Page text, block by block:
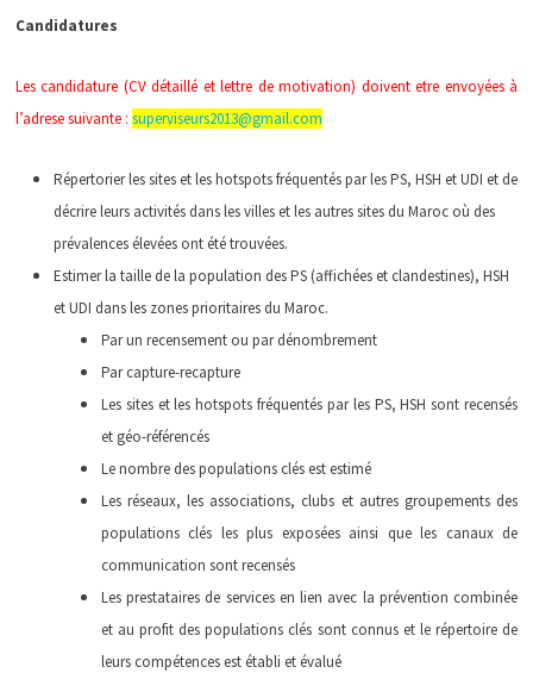
Candidatures
Les candidature (CV détaillé et lettre de motivation) doivent etre envoyées à
l’adrese suivante : superviseurs2013@gmail.com
Répertorier les sites et les hotspots fréquentés par les PS, HSH et UDI et de
décrire leurs activités dans les villes et les autres sites du Maroc où des
prévalences élevées ont été trouvées.
Estimer la taille de la population des PS (affichées et clandestines), HSH
et UDI dans les zones prioritaires du Maroc.
Par un recensement ou par dénombrement
Par capture-recapture
Les sites et les hotspots fréquentés par les PS, HSH sont recensés
et géo-référencés
Le nombre des populations clés est estimé
Les réseaux, les associations, clubs et autres groupements des
populations clés les plus exposées ainsi que les canaux de
communication sont recensés
Les prestataires de services en lien avec la prévention combinée
et au profit des populations clés sont connus et le répertoire de
leurs compétences est établi et évalué